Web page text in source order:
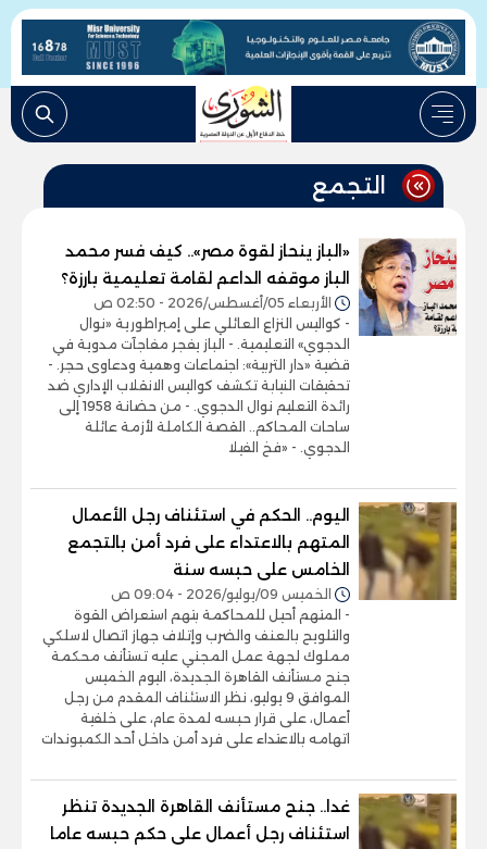
التجمع
«الباز ينحاز لقوة مصر».. كيف فسر محمد
الباز موقفه الداعم لقامة تعليمية بارزة؟
الأربعاء 05/أغسطس/2026 - 02:50 ص
- كواليس النزاع العائلي على إمبراطورية «نوال
الدجوي» التعليمية. - الباز يفجر مفاجآت مدوية في
قضية «دار التربية»: اجتماعات وهمية ودعاوى حجر. -
تحقيقات النيابة تكشف كواليس الانقلاب الإداري ضد
رائدة التعليم نوال الدجوي. - من حضانة 1958 إلى
ساحات المحاكم.. القصة الكاملة لأزمة عائلة
الدجوي. - «فخ الفيلا
اليوم.. الحكم في استئناف رجل الأعمال
المتهم بالاعتداء على فرد أمن بالتجمع
الخامس على حبسه سنة
الخميس 09/يوليو/2026 - 09:04 ص
- المتهم أحيل للمحاكمة بتهم استعراض القوة
والتلويح بالعنف والضرب وإتلاف جهاز اتصال لاسلكي
مملوك لجهة عمل المجني عليه تستأنف محكمة
جنح مستأنف القاهرة الجديدة، اليوم الخميس
الموافق 9 يوليو، نظر الاستئناف المقدم من رجل
أعمال، على قرار حبسه لمدة عام، على خلفية
اتهامه بالاعتداء على فرد أمن داخل أحد الكمبوندات
غدا.. جنح مستأنف القاهرة الجديدة تنظر
استئناف رجل أعمال على حكم حبسه عاما